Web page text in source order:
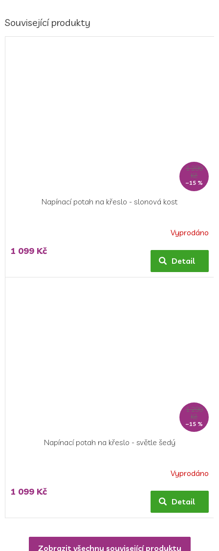
Související produkty
1 299
Kč
–15 %
Napínací potah na křeslo - slonová kost
hodnocení
produktu
5,0
Vyprodáno
1 099 Kč
Detail
1 299
Kč
–15 %
Napínací potah na křeslo - světle šedý
Vyprodáno
1 099 Kč
Detail
Zobrazit všechny související produkty